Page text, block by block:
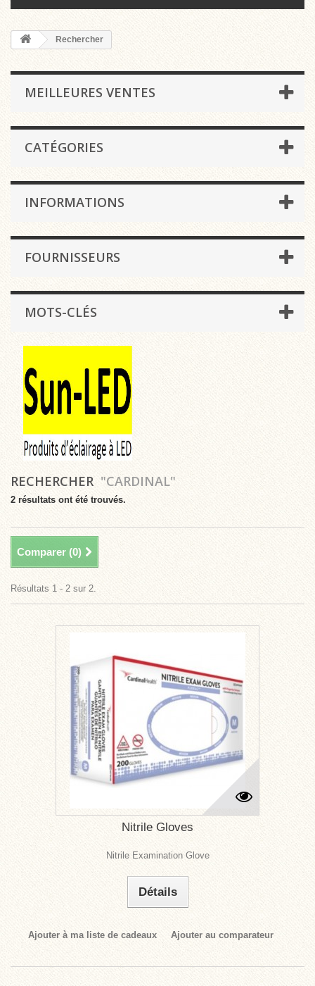
Rechercher
MEILLEURES VENTES
CATÉGORIES
INFORMATIONS
FOURNISSEURS
MOTS-CLÉS
RECHERCHER "CARDINAL"
2 résultats ont été trouvés.
Comparer (0)
Résultats 1 - 2 sur 2.
Nitrile Gloves
Nitrile Examination Glove
Détails
Ajouter à ma liste de cadeaux Ajouter au comparateur